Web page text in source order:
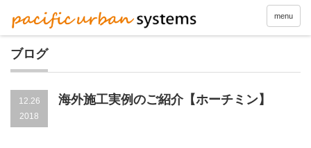
menu
ブログ
12.26
2018
海外施工実例のご紹介【ホーチミン】